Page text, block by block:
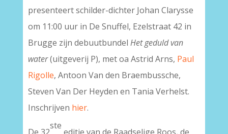
presenteert schilder-dichter Johan Clarysse
om 11:00 uur in De Snuffel, Ezelstraat 42 in
Brugge zijn debuutbundel Het geduld van
water(uitgeverij P), met oa Astrid Arns, Paul
Rigolle, Antoon Van den Braembussche,
Steven Van Der Heyden en Tania Verhelst.
Inschrijven hier.
ste